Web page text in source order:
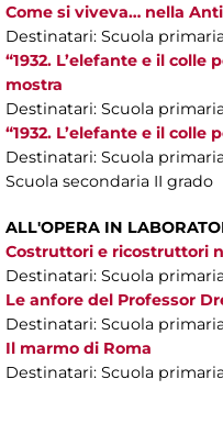
Come si viveva… nella
Destinatari: Scuola
“1932. L’elefante e il
mostra
Destinatari: Scuola
“1932. L’elefante e il colle
Destinatari: Scuola
Scuola secondaria II grado
ALL'OPERA IN
Costruttori e ricostruttori
Destinatari: Scuola
Le anfore del Professor
Destinatari: Scuola
Il marmo di Roma
Destinatari: Scuola